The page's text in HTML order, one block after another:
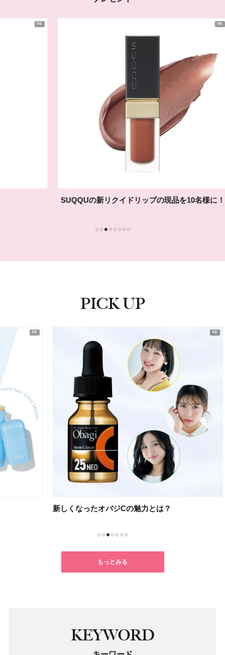
SUQQUの新リクイドリップの現品を10名様に！
PICK UP
新しくなったオバジCの魅力とは？
もっとみる
KEYWORD